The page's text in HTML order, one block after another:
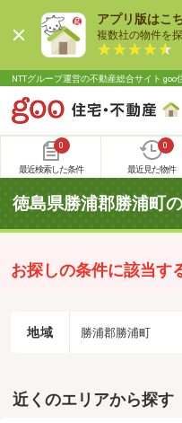
アプリ版はこ
複数社の物件を
NTTグループ運営の不動産総合サイト goo
0
最近検索した条件
0
最近見た物件
徳島県勝浦郡勝浦町
お探しの条件に該当す
地域 勝浦郡勝浦町
近くのエリアから探す